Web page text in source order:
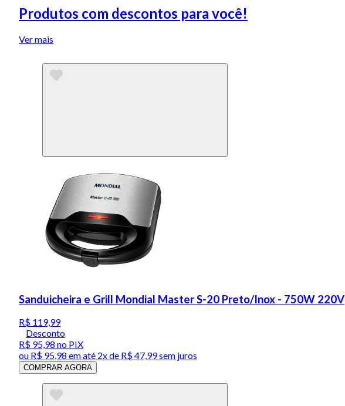
Produtos com descontos para você!
Ver mais
Sanduicheira e Grill Mondial Master S-20 Preto/Inox - 750W 220V
R$ 119,99
Desconto
R$ 95,98 no PIX
ou R$ 95,98 em até 2x de R$ 47,99 sem juros
COMPRAR AGORA